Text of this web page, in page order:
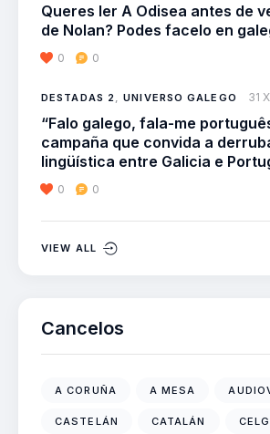
Queres ler A Odisea antes de
de Nolan? Podes facelo en
0 0
DESTADAS 2,UNIVERSO GALEGO 31
“Falo galego, fala-me
campaña que convida a
lingüística entre Galicia e
0 0
VIEW ALL
Cancelos
A CORUÑA A MESA
CASTELÁN CATALÁN